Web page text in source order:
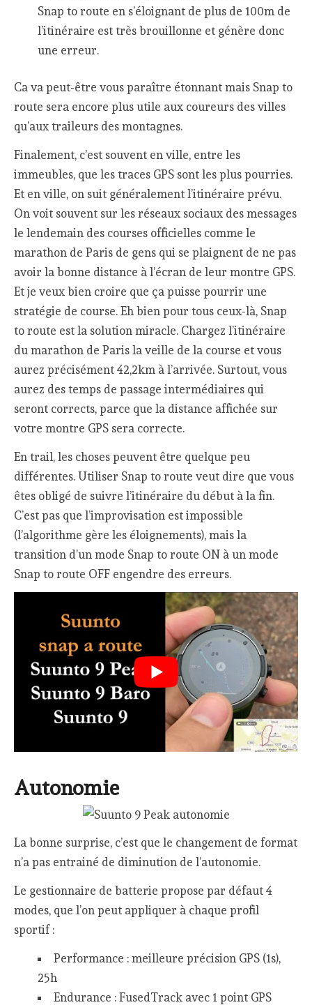
Snap to route en s’éloignant de plus de 100m de
l’itinéraire est très brouillonne et génère donc
une erreur.
Ca va peut-être vous paraître étonnant mais Snap to
route sera encore plus utile aux coureurs des villes
qu’aux traileurs des montagnes.
Finalement, c’est souvent en ville, entre les
immeubles, que les traces GPS sont les plus pourries.
Et en ville, on suit généralement l’itinéraire prévu.
On voit souvent sur les réseaux sociaux des messages
le lendemain des courses officielles comme le
marathon de Paris de gens qui se plaignent de ne pas
avoir la bonne distance à l’écran de leur montre GPS.
Et je veux bien croire que ça puisse pourrir une
stratégie de course. Eh bien pour tous ceux-là, Snap
to route est la solution miracle. Chargez l’itinéraire
du marathon de Paris la veille de la course et vous
aurez précisément 42,2km à l’arrivée. Surtout, vous
aurez des temps de passage intermédiaires qui
seront corrects, parce que la distance affichée sur
votre montre GPS sera correcte.
En trail, les choses peuvent être quelque peu
différentes. Utiliser Snap to route veut dire que vous
êtes obligé de suivre l’itinéraire du début à la fin.
C’est pas que l’improvisation est impossible
(l’algorithme gère les éloignements), mais la
transition d’un mode Snap to route ON à un mode
Snap to route OFF engendre des erreurs.
Autonomie
La bonne surprise, c’est que le changement de format
n’a pas entrainé de diminution de l’autonomie.
Le gestionnaire de batterie propose par défaut 4
modes, que l’on peut appliquer à chaque profil
sportif :
Performance : meilleure précision GPS (1s),
25h
Endurance : FusedTrack avec 1 point GPS